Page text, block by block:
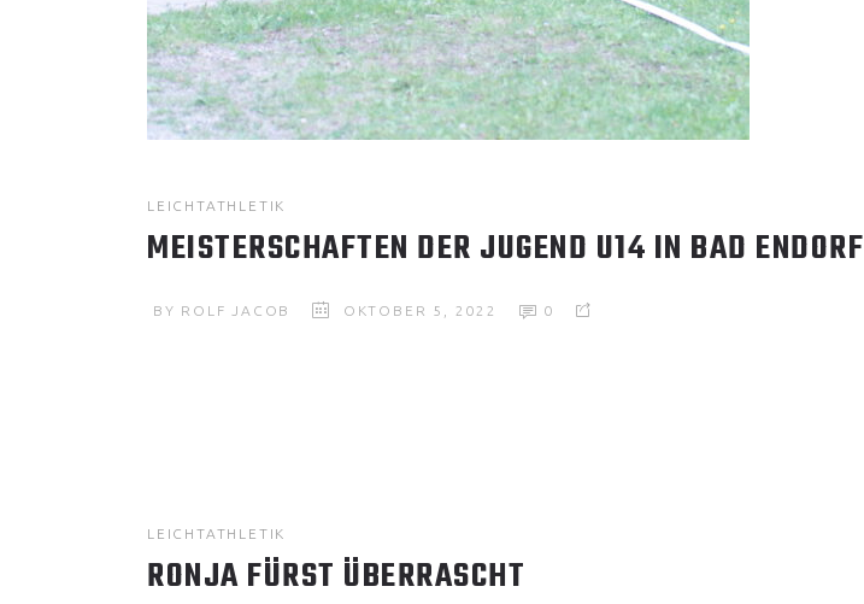
LEICHTATHLETIK
MEISTERSCHAFTEN DER JUGEND U14 IN BAD ENDORF
BY ROLF JACOB OKTOBER 5, 2022 0
LEICHTATHLETIK
RONJA FÜRST ÜBERRASCHT